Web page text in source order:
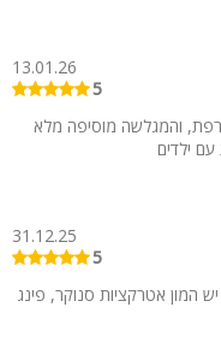
13.01.26
5
והמגלשה מוסיפה מלא
ילדים
31.12.25
5
המון אטרקציות סנוקר, פינג